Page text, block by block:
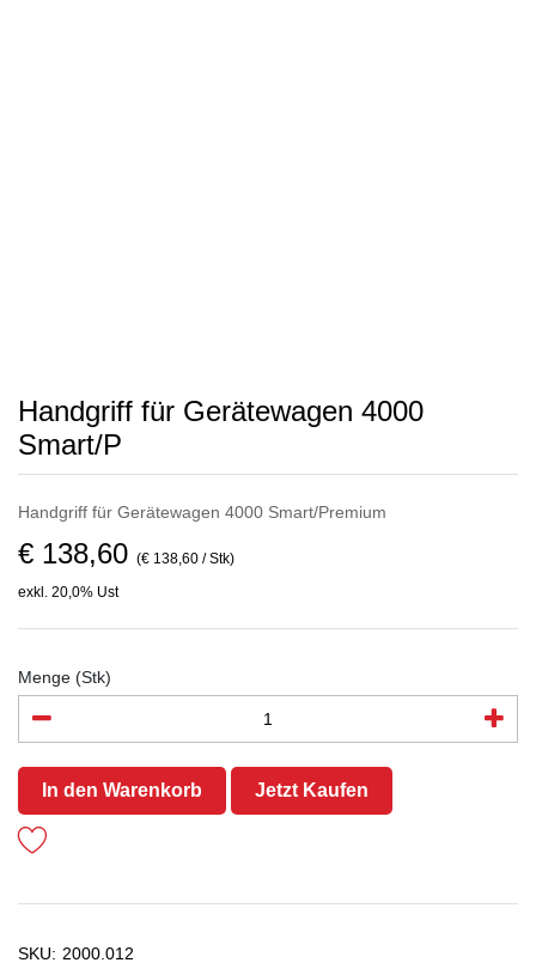
Handgriff für Gerätewagen 4000
Smart/P
Handgriff für Gerätewagen 4000 Smart/Premium
€ 138,60 (€ 138,60 / Stk)
exkl. 20,0% Ust
Menge (Stk)
In den Warenkorb Jetzt Kaufen
SKU: 2000.012